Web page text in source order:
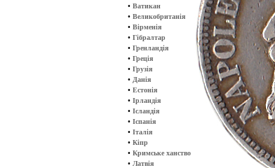
• Ватикан
• Великобританія
• Вірменія
• Гібралтар
• Гренландія
• Греція
• Грузія
• Данія
• Естонія
• Ірландія
• Ісландія
• Іспанія
• Італія
• Кіпр
• Кримське ханство
• Латвія